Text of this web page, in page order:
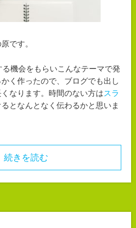
です。
機会をもらいこんなテーマで発
く作ったので、ブログでも出し
なります。時間のない方はスラ
となんとなく伝わるかと思いま
続きを読む